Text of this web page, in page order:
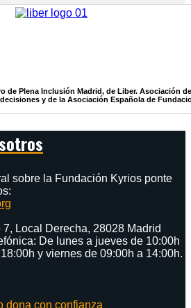
de Plena Inclusión Madrid, de Liber. Asociación
y de la Asociación Española de
sobre la Fundación Kyrios ponte
Local Derecha, 28028 Madrid
De lunes a jueves de 10:00h
y viernes de 09:00h a 14:00h.